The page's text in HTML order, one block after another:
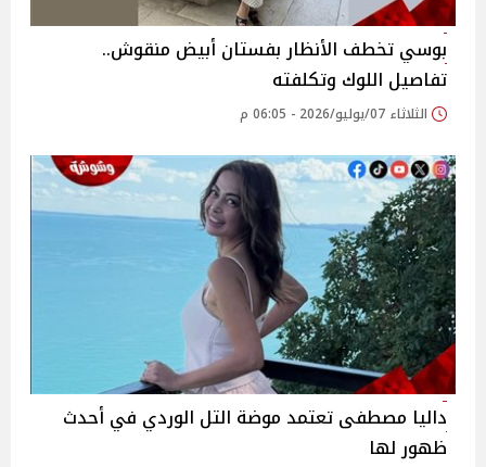
بوسي تخطف الأنظار بفستان أبيض منقوش..
تفاصيل اللوك وتكلفته
الثلاثاء 07/يوليو/2026 - 06:05 م
داليا مصطفى تعتمد موضة التل الوردي في أحدث
ظهور لها